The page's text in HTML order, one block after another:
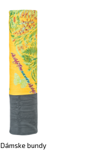
Dámske bundy